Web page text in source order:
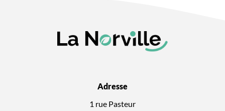
Adresse
1 rue Pasteur